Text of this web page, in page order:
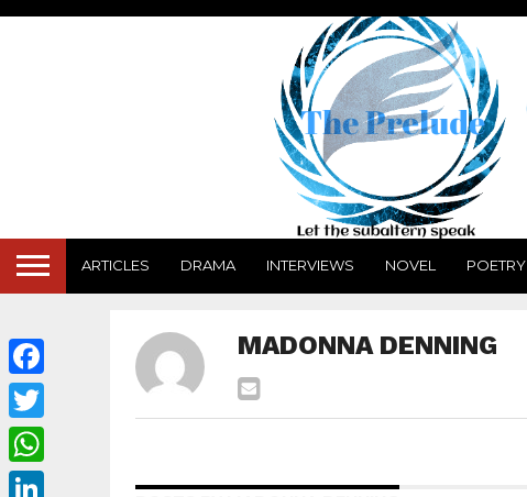
ARTICLES DRAMA INTERVIEWS NOVEL POETRY
MADONNA DENNING
Facebook
Twitter
WhatsApp